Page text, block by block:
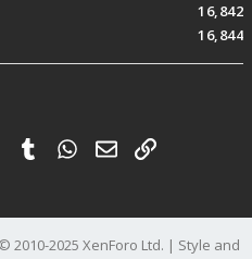
16,842
16,844
PinterestTumblrWhatsApp
電子郵件
連結
© 2010-2025 XenForo Ltd. | Style and